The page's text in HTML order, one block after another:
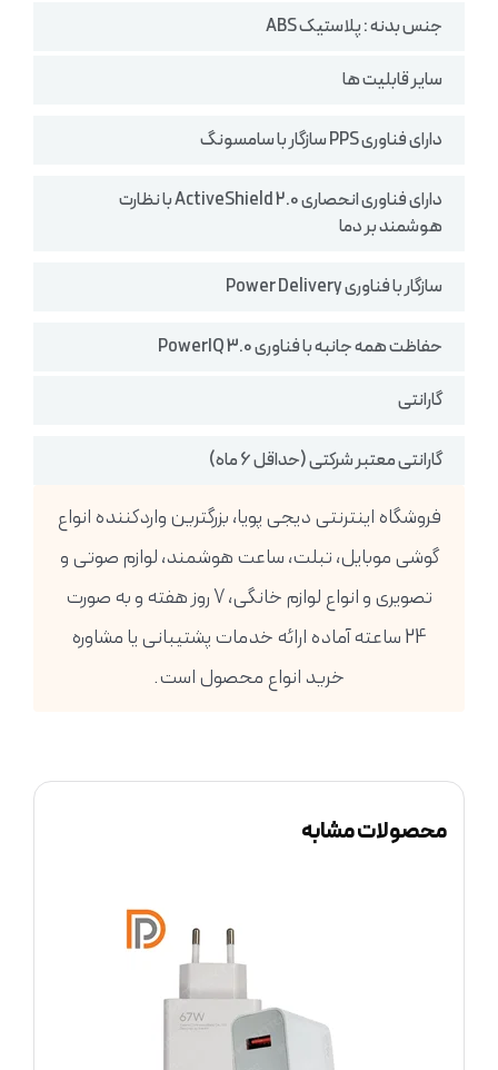
جنس بدنه : پلاستیک ABS
سایر قابلیت ها
دارای فناوری PPS سازگار با سامسونگ
دارای فناوری انحصاری ActiveShield 2.0 با نظارت
هوشمند بر دما
سازگار با فناوری Power Delivery
حفاظت همه جانبه با فناوری PowerIQ 3.0
گارانتی
گارانتی معتبر شرکتی (حداقل 6 ماه)
فروشگاه اینترنتی دیجی پویا، بزرگترین واردکننده انواع
گوشی موبایل، تبلت، ساعت هوشمند، لوازم صوتی و
تصویری و انواع لوازم خانگی، 7 روز هفته و به صورت
24 ساعته آماده ارائه خدمات پشتیبانی یا مشاوره
خرید انواع محصول است.
محصولات مشابه